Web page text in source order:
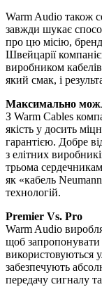
Warm Audio також
завжди шукає
про цю місію,
Швейцарії
виробником
який смак, і
Максимально
З Warm Cables
якість у досить
гарантією. Добре
з елітних
трьома
як «кабель
технологій.
Premier Vs. Pro
Warm Audio
щоб запропонувати
використовуються
забезпечують
передачу сигналу